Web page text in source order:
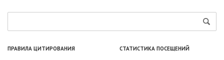
ПРАВИЛА ЦИТИРОВАНИЯ СТАТИСТИКА ПОСЕЩЕНИЙ